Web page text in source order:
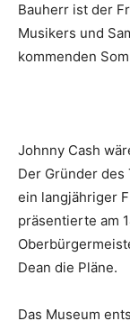
Bauherr ist der
Musikers und
kommenden
Johnny Cash
Der Gründer des
ein langjähriger
präsentierte am
Dean die Pläne.
Das Museum